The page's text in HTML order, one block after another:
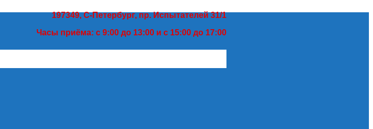
197349, С-Петербург, пр. Испытателей 31/1
Часы приёма: с 9:00 до 13:00 и с 15:00 до 17:00